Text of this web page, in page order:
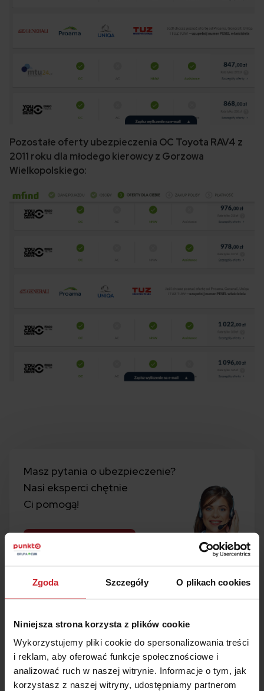
Zgoda Szczegóły O plikach cookies
Niniejsza strona korzysta z plików cookie
Wykorzystujemy pliki cookie do spersonalizowania treści
i reklam, aby oferować funkcje społecznościowe i
analizować ruch w naszej witrynie. Informacje o tym, jak
korzystasz z naszej witryny, udostępniamy partnerom
Pozostałe oferty ubezpieczenia OC Toyota RAV4 z
2011 roku dla młodego kierowcy z Gorzowa
Wielkopolskiego:
Masz pytania o ubezpieczenie?
Nasi eksperci chętnie
Ci pomogą!
Kalkulator OC i AC
1 Porównaj w 5 minut
Kup ubezpieczenie
3 Zaoszczędźnawet 50%